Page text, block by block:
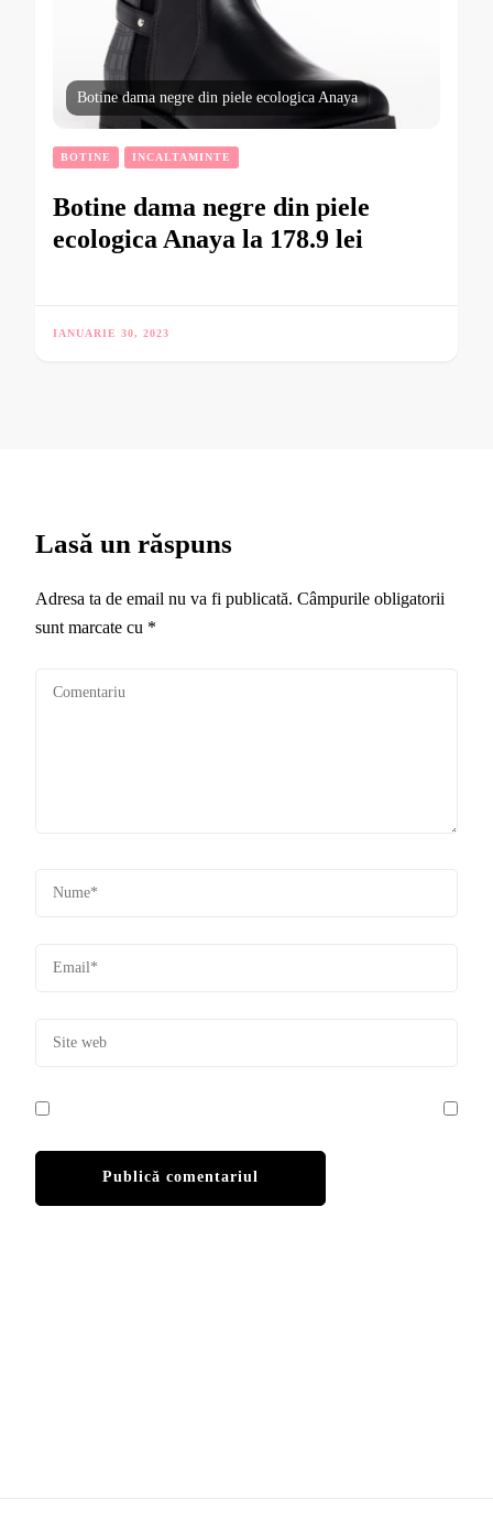
Botine dama negre din piele ecologica Anaya
BOTINE INCALTAMINTE
Botine dama negre din piele
ecologica Anaya la 178.9 lei
IANUARIE 30, 2023
Lasă un răspuns
Adresa ta de email nu va fi publicată. Câmpurile obligatorii
sunt marcate cu *